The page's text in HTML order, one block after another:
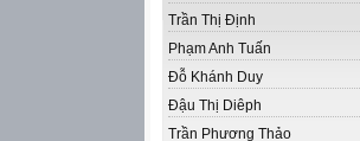
Trần Thị Định
Phạm Anh Tuấn
Đỗ Khánh Duy
Đậu Thị Diêph
Trần Phương Thảo